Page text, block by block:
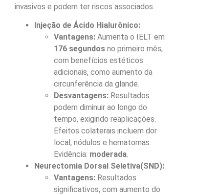
invasivos e podem ter riscos associados.
Injeção de Ácido Hialurônico:
Vantagens: Aumenta o IELT em
176 segundos no primeiro mês,
com benefícios estéticos
adicionais, como aumento da
circunferência da glande.
Desvantagens: Resultados
podem diminuir ao longo do
tempo, exigindo reaplicações.
Efeitos colaterais incluem dor
local, nódulos e hematomas.
Evidência: moderada.
Neurectomia Dorsal Seletiva(SND):
Vantagens: Resultados
significativos, com aumento do